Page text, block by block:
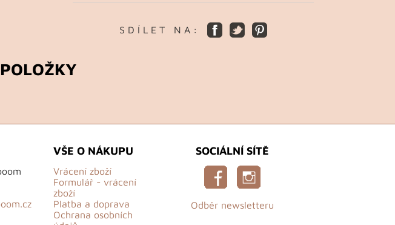
S D Í L E T N A :
VŠE O NÁKUPU
Vrácení zboží
Formulář - vrácení
zboží
Platba a doprava
Ochrana osobních
SOCIÁLNÍ SÍTĚ
Odběr newsletteru